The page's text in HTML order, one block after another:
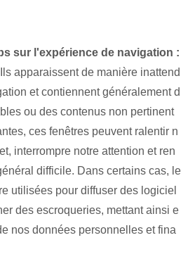
sur l'expérience de navigation :
Ils apparaissent de manière inattend
et contiennent généralement d
ou des contenus non pertinent
ces fenêtres peuvent ralentir n
interrompre notre attention et ren
difficile. Dans certains cas, le
utilisées pour diffuser des logiciel
des escroqueries, mettant ainsi e
nos données personnelles et fina